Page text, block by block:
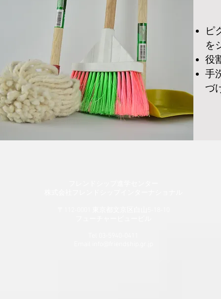
ピ
を
役
手
づ